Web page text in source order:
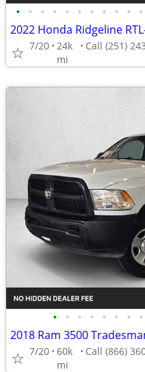
• • • • • • • • • • •
7/20 24k
mi
• • • • • • • •
7/20 60k
mi